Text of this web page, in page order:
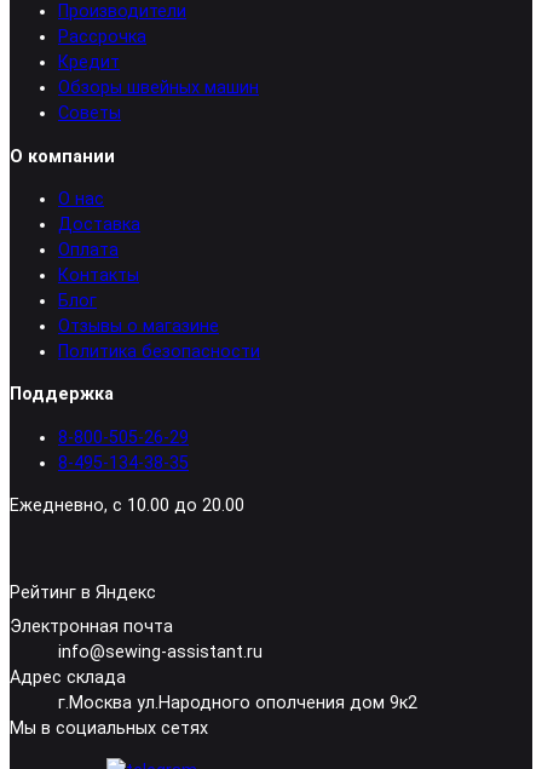
Производители
Рассрочка
Кредит
Обзоры швейных машин
Советы
О компании
О нас
Доставка
Оплата
Контакты
Блог
Отзывы о магазине
Политика безопасности
Поддержка
8-800-505-26-29
8-495-134-38-35
Ежедневно, с 10.00 до 20.00
Рейтинг в Яндекс
Электронная почта
info@sewing-assistant.ru
Адрес склада
г.Москва ул.Народного ополчения дом 9к2
Мы в социальных сетях